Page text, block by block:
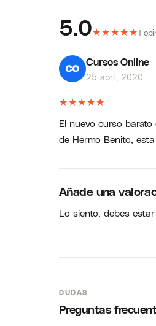
5.0★★★★★1
Cursos Online
25 abril, 2020
★★★★★
El nuevo curso
de Hermo Benito,
Añade una
Lo siento, debes
DUDAS
Preguntas